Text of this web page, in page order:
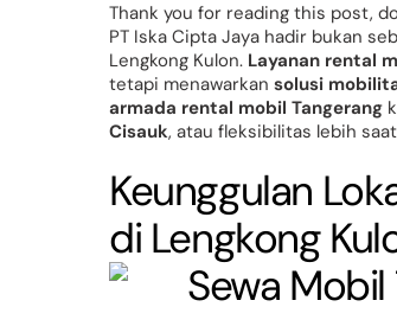
Thank you for reading this post,
PT Iska Cipta Jaya hadir bukan
Lengkong Kulon. Layanan rental
tetapi menawarkan solusi
armada rental mobil Tangerang
Cisauk, atau fleksibilitas lebih
Keunggulan
di Lengkong